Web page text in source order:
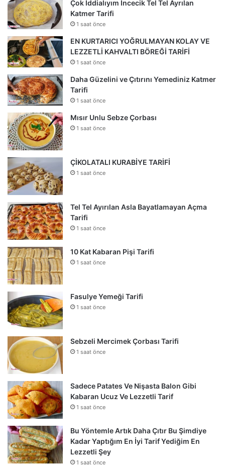
Çok İddialıyım İncecik Tel Tel Ayrılan
Katmer Tarifi
1 saat önce
EN KURTARICI YOĞRULMAYAN KOLAY VE
LEZZETLİ KAHVALTI BÖREĞİ TARİFİ
1 saat önce
Daha Güzelini ve Çıtırını Yemediniz Katmer
Tarifi
1 saat önce
Mısır Unlu Sebze Çorbası
1 saat önce
ÇİKOLATALI KURABİYE TARİFİ
1 saat önce
Tel Tel Ayırılan Asla Bayatlamayan Açma
Tarifi
1 saat önce
10 Kat Kabaran Pişi Tarifi
1 saat önce
Fasulye Yemeği Tarifi
1 saat önce
Sebzeli Mercimek Çorbası Tarifi
1 saat önce
Sadece Patates Ve Nişasta Balon Gibi
Kabaran Ucuz Ve Lezzetli Tarif
1 saat önce
Bu Yöntemle Artık Daha Çıtır Bu Şimdiye
Kadar Yaptığım En İyi Tarif Yediğim En
Lezzetli Şey
1 saat önce